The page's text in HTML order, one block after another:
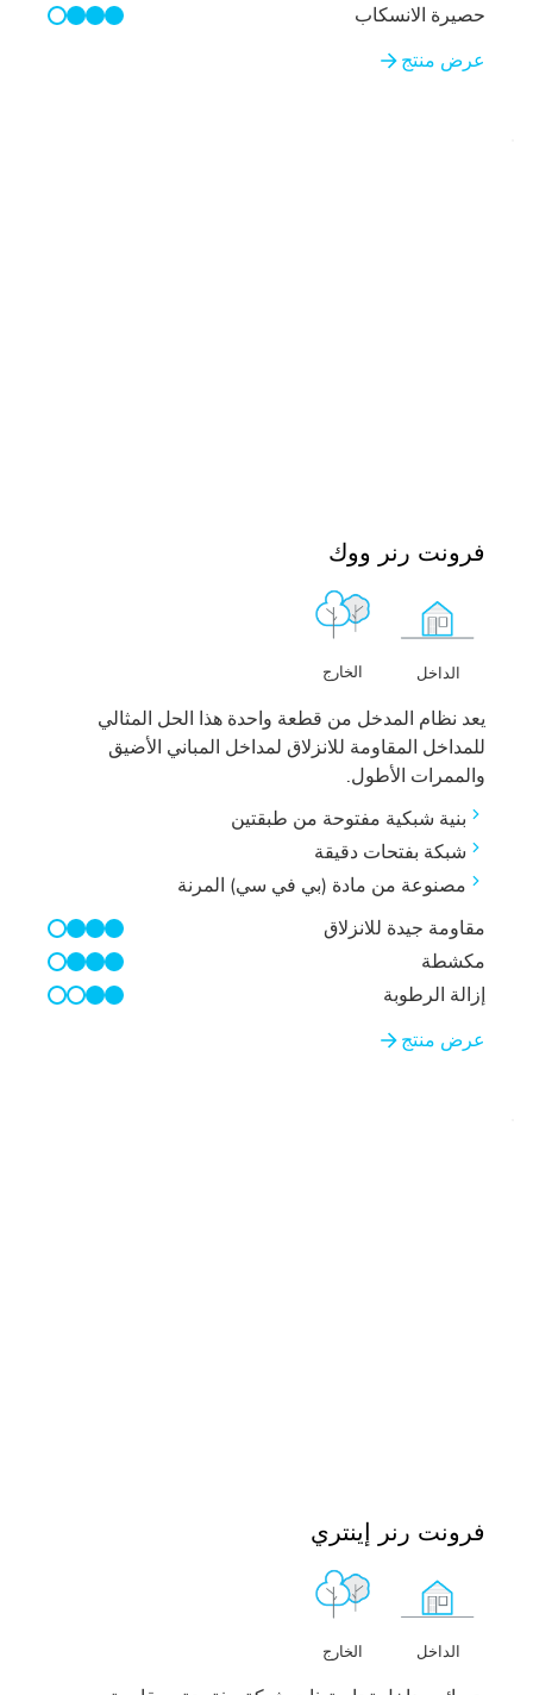
حصيرة الانسكاب
3/4
عرض منتج
فرونت رنر ووك
الداخل الخارج
يعد نظام المدخل من قطعة واحدة هذا الحل المثالي
للمداخل المقاومة للانزلاق لمداخل المباني الأضيق
والممرات الأطول.
بنية شبكية مفتوحة من طبقتين
شبكة بفتحات دقيقة
مصنوعة من مادة (بي في سي) المرنة
مقاومة جيدة للانزلاق
3/4
مكشطة
3/4
إزالة الرطوبة
2/4
عرض منتج
فرونت رنر إينتري
الداخل الخارج